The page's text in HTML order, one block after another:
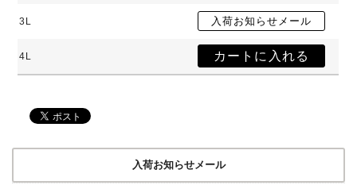
3L
4L
入荷お知らせメール